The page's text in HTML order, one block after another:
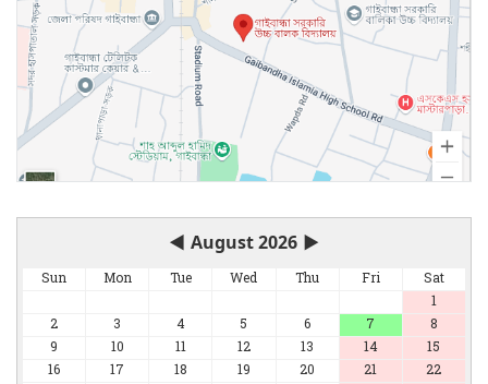
◀ August 2026 ▶
Sun Mon Tue Wed Thu Fri
Sat
1
2
3 4 5 6 7
8
9
10 11 12 13 14
15
16
17 18 19 20 21
22